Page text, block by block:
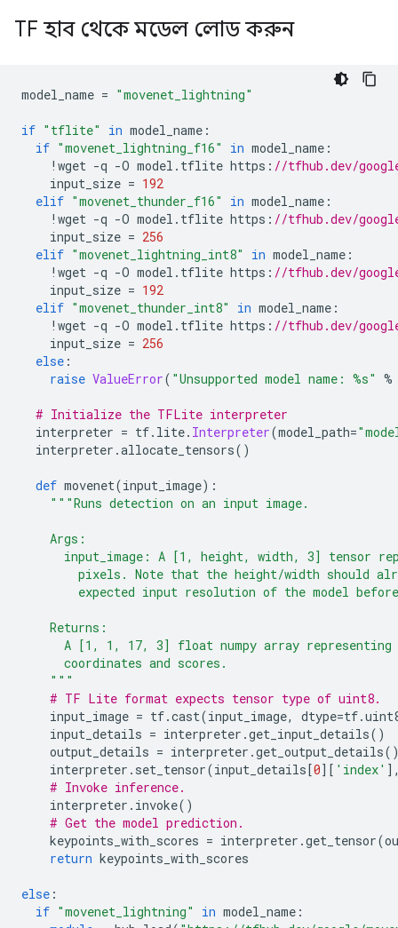
TF হাব থেকে মডেল লোড করুন
model_name = "movenet_lightning"
if "tflite" in model_name :
if "movenet_lightning_f16" in model_name :
! wget -q -O model . tflite https : //tfhub.dev/
input_size = 192
elif "movenet_thunder_f16" in model_name :
! wget -q -O model . tflite https : //tfhub.dev/
input_size = 256
elif "movenet_lightning_int8" in model_name :
! wget -q -O model . tflite https : //tfhub.dev/
input_size = 192
elif "movenet_thunder_int8" in model_name :
! wget -q -O model . tflite https : //tfhub.dev/
input_size = 256
else :
raise ValueError( "Unsupported model name: %s" %
# Initialize the TFLite interpreter
interpreter = tf. lite. Interpreter(model_path=
interpreter .allocate_tensors()
def movenet(input_image):
"""Runs detection on an input image.
Args:
input_image: A [1, height, width, 3] tensor
pixels. Note that the height/width should
expected input resolution of the model
Returns:
A [1, 1, 17, 3] float numpy array representing
coordinates and scores.
"""
# TF Lite format expects tensor type of uint8.
input_image = tf.cast(input_image, dtype=tf.
input_details = interpreter .get_input_details()
output_details = interpreter .get_output_details
interpreter . set_tensor(input_details[0][ 'index'
# Invoke inference.
interpreter . invoke()
# Get the model prediction.
keypoints_with_scores = interpreter .get_tensor(
return keypoints_with_scores
else :
if "movenet_lightning" in model_name :